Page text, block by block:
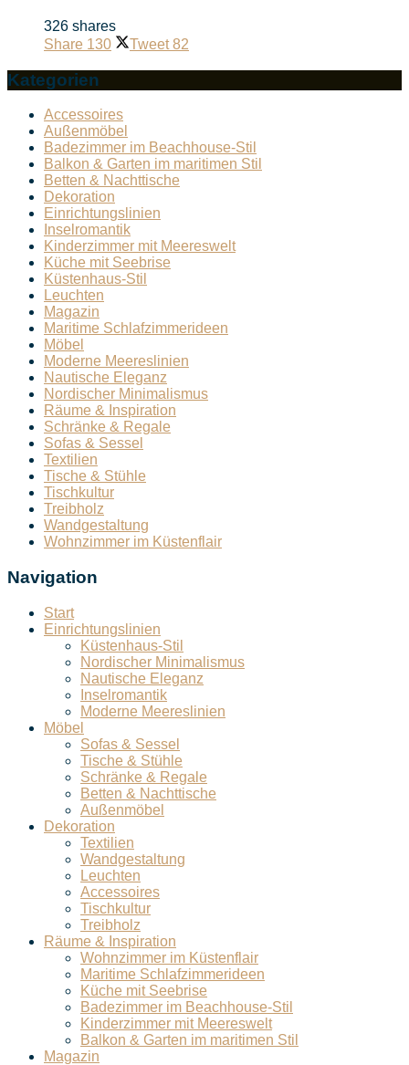
326 shares
Share 130 Tweet 82
Kategorien
Accessoires
Außenmöbel
Badezimmer im Beachhouse-Stil
Balkon & Garten im maritimen Stil
Betten & Nachttische
Dekoration
Einrichtungslinien
Inselromantik
Kinderzimmer mit Meereswelt
Küche mit Seebrise
Küstenhaus-Stil
Leuchten
Magazin
Maritime Schlafzimmerideen
Möbel
Moderne Meereslinien
Nautische Eleganz
Nordischer Minimalismus
Räume & Inspiration
Schränke & Regale
Sofas & Sessel
Textilien
Tische & Stühle
Tischkultur
Treibholz
Wandgestaltung
Wohnzimmer im Küstenflair
Navigation
Start
Einrichtungslinien
Küstenhaus-Stil
Nordischer Minimalismus
Nautische Eleganz
Inselromantik
Moderne Meereslinien
Möbel
Sofas & Sessel
Tische & Stühle
Schränke & Regale
Betten & Nachttische
Außenmöbel
Dekoration
Textilien
Wandgestaltung
Leuchten
Accessoires
Tischkultur
Treibholz
Räume & Inspiration
Wohnzimmer im Küstenflair
Maritime Schlafzimmerideen
Küche mit Seebrise
Badezimmer im Beachhouse-Stil
Kinderzimmer mit Meereswelt
Balkon & Garten im maritimen Stil
Magazin